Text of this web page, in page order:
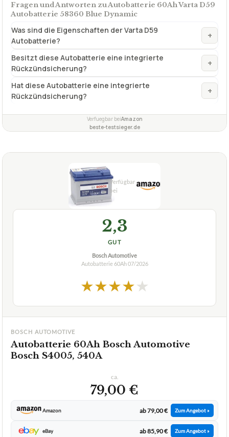
Fragen und Antworten zu Autobatterie 60Ah Varta D59
Autobatterie 58360 Blue Dynamic
Was sind die Eigenschaften der Varta D59
Autobatterie?
+
Besitzt diese Autobatterie eine integrierte
Rückzündsicherung?
+
Hat diese Autobatterie eine integrierte
Rückzündsicherung?
+
Verfuegbar beiAmazon
beste-testsieger.de
2,3
GUT
Bosch Automotive
Autobatterie 60Ah07/2026
★★★★★
BOSCH AUTOMOTIVE
Autobatterie 60Ah Bosch Automotive
Bosch S4005, 540A
ca.
79,00 €
Amazon ab 79,00 € Zum Angebot »
eBay ab 85,90 € Zum Angebot »